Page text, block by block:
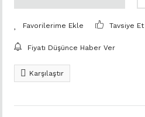
Tavsiye Et
Fiyatı Düşünce Haber Ver
Karşılaştır